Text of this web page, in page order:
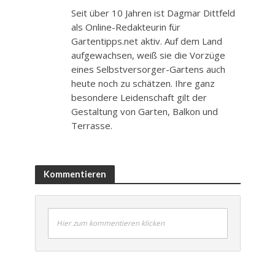
Seit über 10 Jahren ist Dagmar Dittfeld
als Online-Redakteurin für
Gartentipps.net aktiv. Auf dem Land
aufgewachsen, weiß sie die Vorzüge
eines Selbstversorger-Gartens auch
heute noch zu schätzen. Ihre ganz
besondere Leidenschaft gilt der
Gestaltung von Garten, Balkon und
Terrasse.
Kommentieren
Hier zum kommentieren klicken